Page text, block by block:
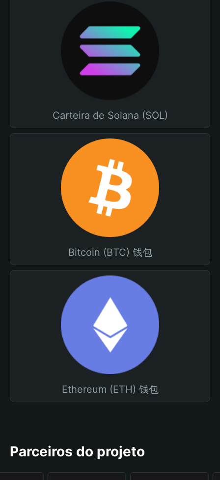
Carteira de Solana (SOL)
Bitcoin (BTC) 钱包
Ethereum (ETH) 钱包
Parceiros do projeto